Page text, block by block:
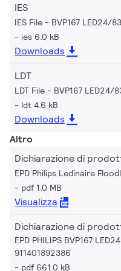
IES
IES File - BVP167 LED24/
ies 6.0 kB
Downloads
LDT
LDT File - BVP167 LED24/
ldt 4.6 kB
Downloads
Altro
Dichiarazione di
EPD Philips Ledinaire
pdf 1.0 MB
Visualizza
Dichiarazione di
EPD PHILIPS BVP167
911401892386
pdf 661.0 kB